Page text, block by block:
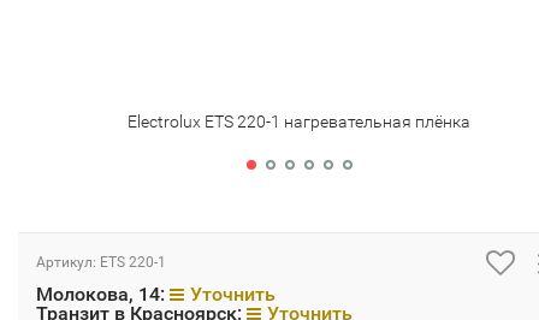
Electrolux ETS 220-1 нагревательная плёнка
Артикул: ETS 220-1
Молокова, 14:
Уточнить
Транзит в Красноярск:
Уточнить